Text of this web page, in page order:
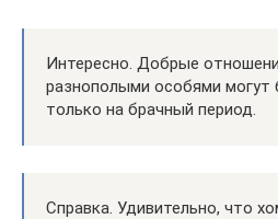
Интересно. Добрые
разнополыми особями могут
только на брачный период.
Справка. Удивительно, что